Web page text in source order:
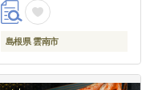
島根県 雲南市